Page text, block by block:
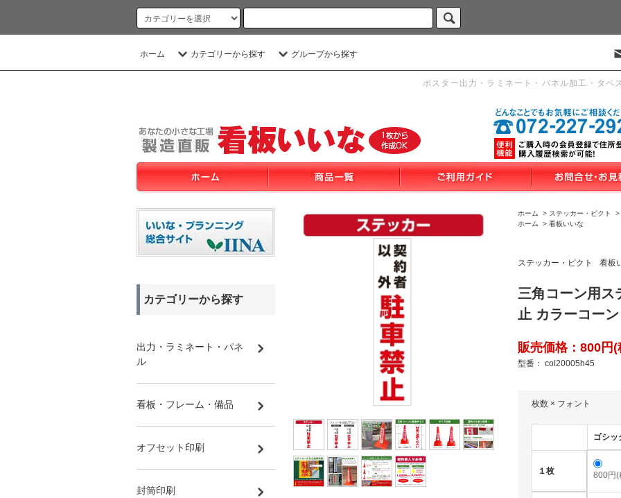
ホーム カテゴリーから探す グループから探す
ポスター出力・ラミネート・パネル加工・タペ
ホーム > ステッカー・ピクト >
ホーム
> 看板いいな
ステッカー・ピクト 看板
三角コーン用ス
止 カラーコー
販売価格：800円
型番： col20005h45
枚数 × フォント
ゴシッ
１枚 800円(
カテゴリーから探す
出力・ラミネート・パネ
ル
看板・フレーム・備品
オフセット印刷
封筒印刷